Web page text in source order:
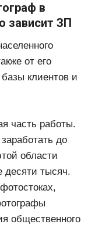
в
зависит ЗП
от его
клиентов и
часть работы.
до
области
десяти тысяч.
общественного